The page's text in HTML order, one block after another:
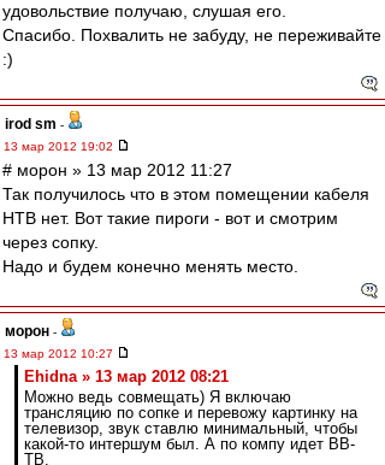
удовольствие получаю, слушая его.
Спасибо. Похвалить не забуду, не переживайте
:)
irod sm -
13 мар 2012 19:02
# морон » 13 мар 2012 11:27
Так получилось что в этом помещении кабеля
НТВ нет. Вот такие пироги - вот и смотрим
через сопку.
Надо и будем конечно менять место.
морон -
13 мар 2012 10:27
Ehidna » 13 мар 2012 08:21
Можно ведь совмещать) Я включаю
трансляцию по сопке и перевожу картинку на
телевизор, звук ставлю минимальный, чтобы
какой-то интершум был. А по компу идет ВВ-
ТВ.